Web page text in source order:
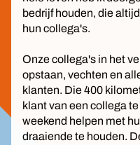
bedrijf houden, die
hun collega's.
Onze collega's in het
opstaan, vechten en
klanten. Die 400
klant van een collega
weekend helpen met
draaiende te houden.